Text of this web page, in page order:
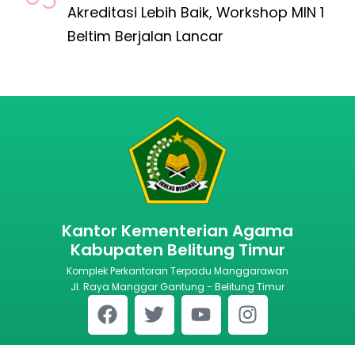
Akreditasi Lebih Baik, Workshop MIN 1
Beltim Berjalan Lancar
Kantor Kementerian Agama
Kabupaten Belitung Timur
Komplek Perkantoran Terpadu Manggarawan
Jl. Raya Manggar Gantung - Belitung Timur